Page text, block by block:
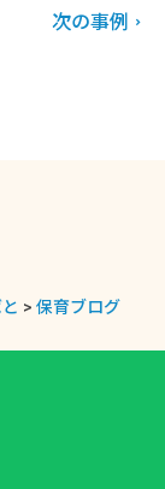
次の事例
> 保育ブログ